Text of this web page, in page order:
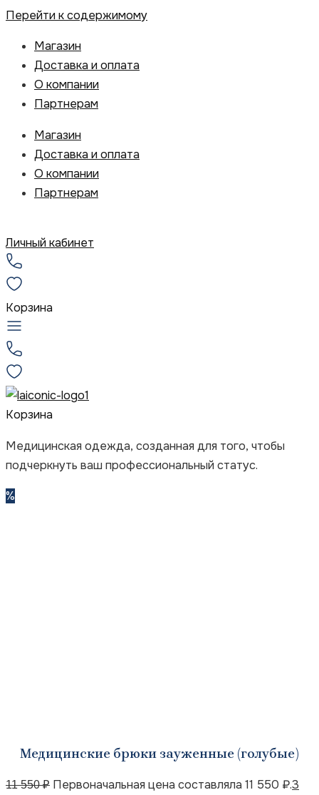
Перейти к содержимому
Магазин
Доставка и оплата
О компании
Партнерам
Магазин
Доставка и оплата
О компании
Партнерам
Личный кабинет
Корзина
Корзина
Медицинская одежда, созданная для того, чтобы
подчеркнуть ваш профессиональный статус.
%
Медицинские брюки зауженные (голубые)
11 550₽ Первоначальная цена составляла 11 550 ₽.3